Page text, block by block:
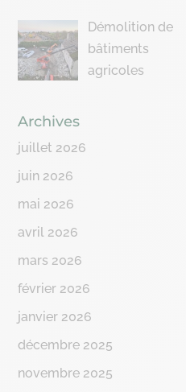
Démolition de
bâtiments
agricoles
Archives
juillet 2026
juin 2026
mai 2026
avril 2026
mars 2026
février 2026
janvier 2026
décembre 2025
novembre 2025